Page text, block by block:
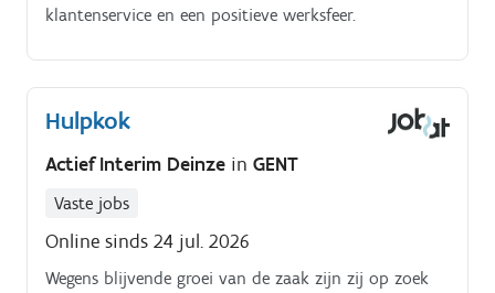
klantenservice en een positieve werksfeer.
Hulpkok
Actief Interim Deinze in GENT
Vaste jobs
Online sinds 24 jul. 2026
Wegens blijvende groei van de zaak zijn zij op zoek